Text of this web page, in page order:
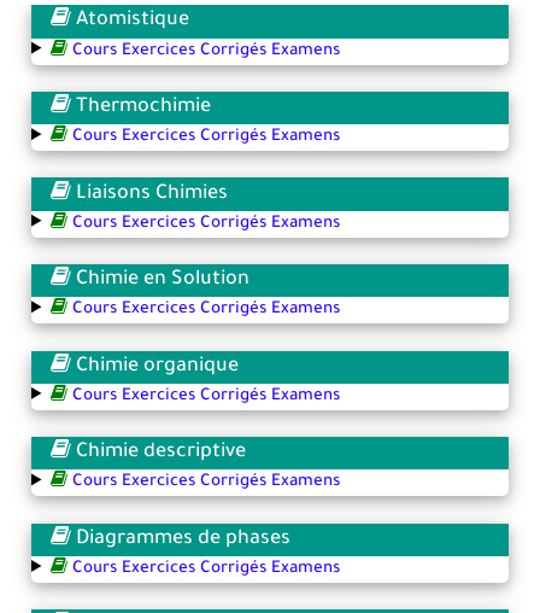
Atomistique
Cours Exercices Corrigés Examens
Thermochimie
Cours Exercices Corrigés Examens
Liaisons Chimies
Cours Exercices Corrigés Examens
Chimie en Solution
Cours Exercices Corrigés Examens
Chimie organique
Cours Exercices Corrigés Examens
Chimie descriptive
Cours Exercices Corrigés Examens
Diagrammes de phases
Cours Exercices Corrigés Examens